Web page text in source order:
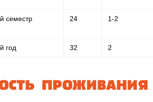
семестр
24 1-2
год 32 2
ПРОЖИВАНИЯ